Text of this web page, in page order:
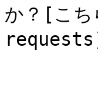
か？[こ